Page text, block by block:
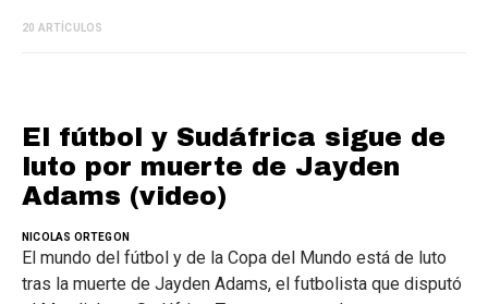
20 ARTÍCULOS
El fútbol y Sudáfrica sigue de
luto por muerte de Jayden
Adams (video)
NICOLAS ORTEGON
El mundo del fútbol y de la Copa del Mundo está de luto
tras la muerte de Jayden Adams, el futbolista que disputó